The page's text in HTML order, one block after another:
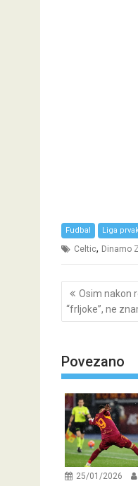
Fudbal Liga
Celtic, Dinamo
PostOsim nakon
“frljoke”, ne
Povezano
25/01/2026